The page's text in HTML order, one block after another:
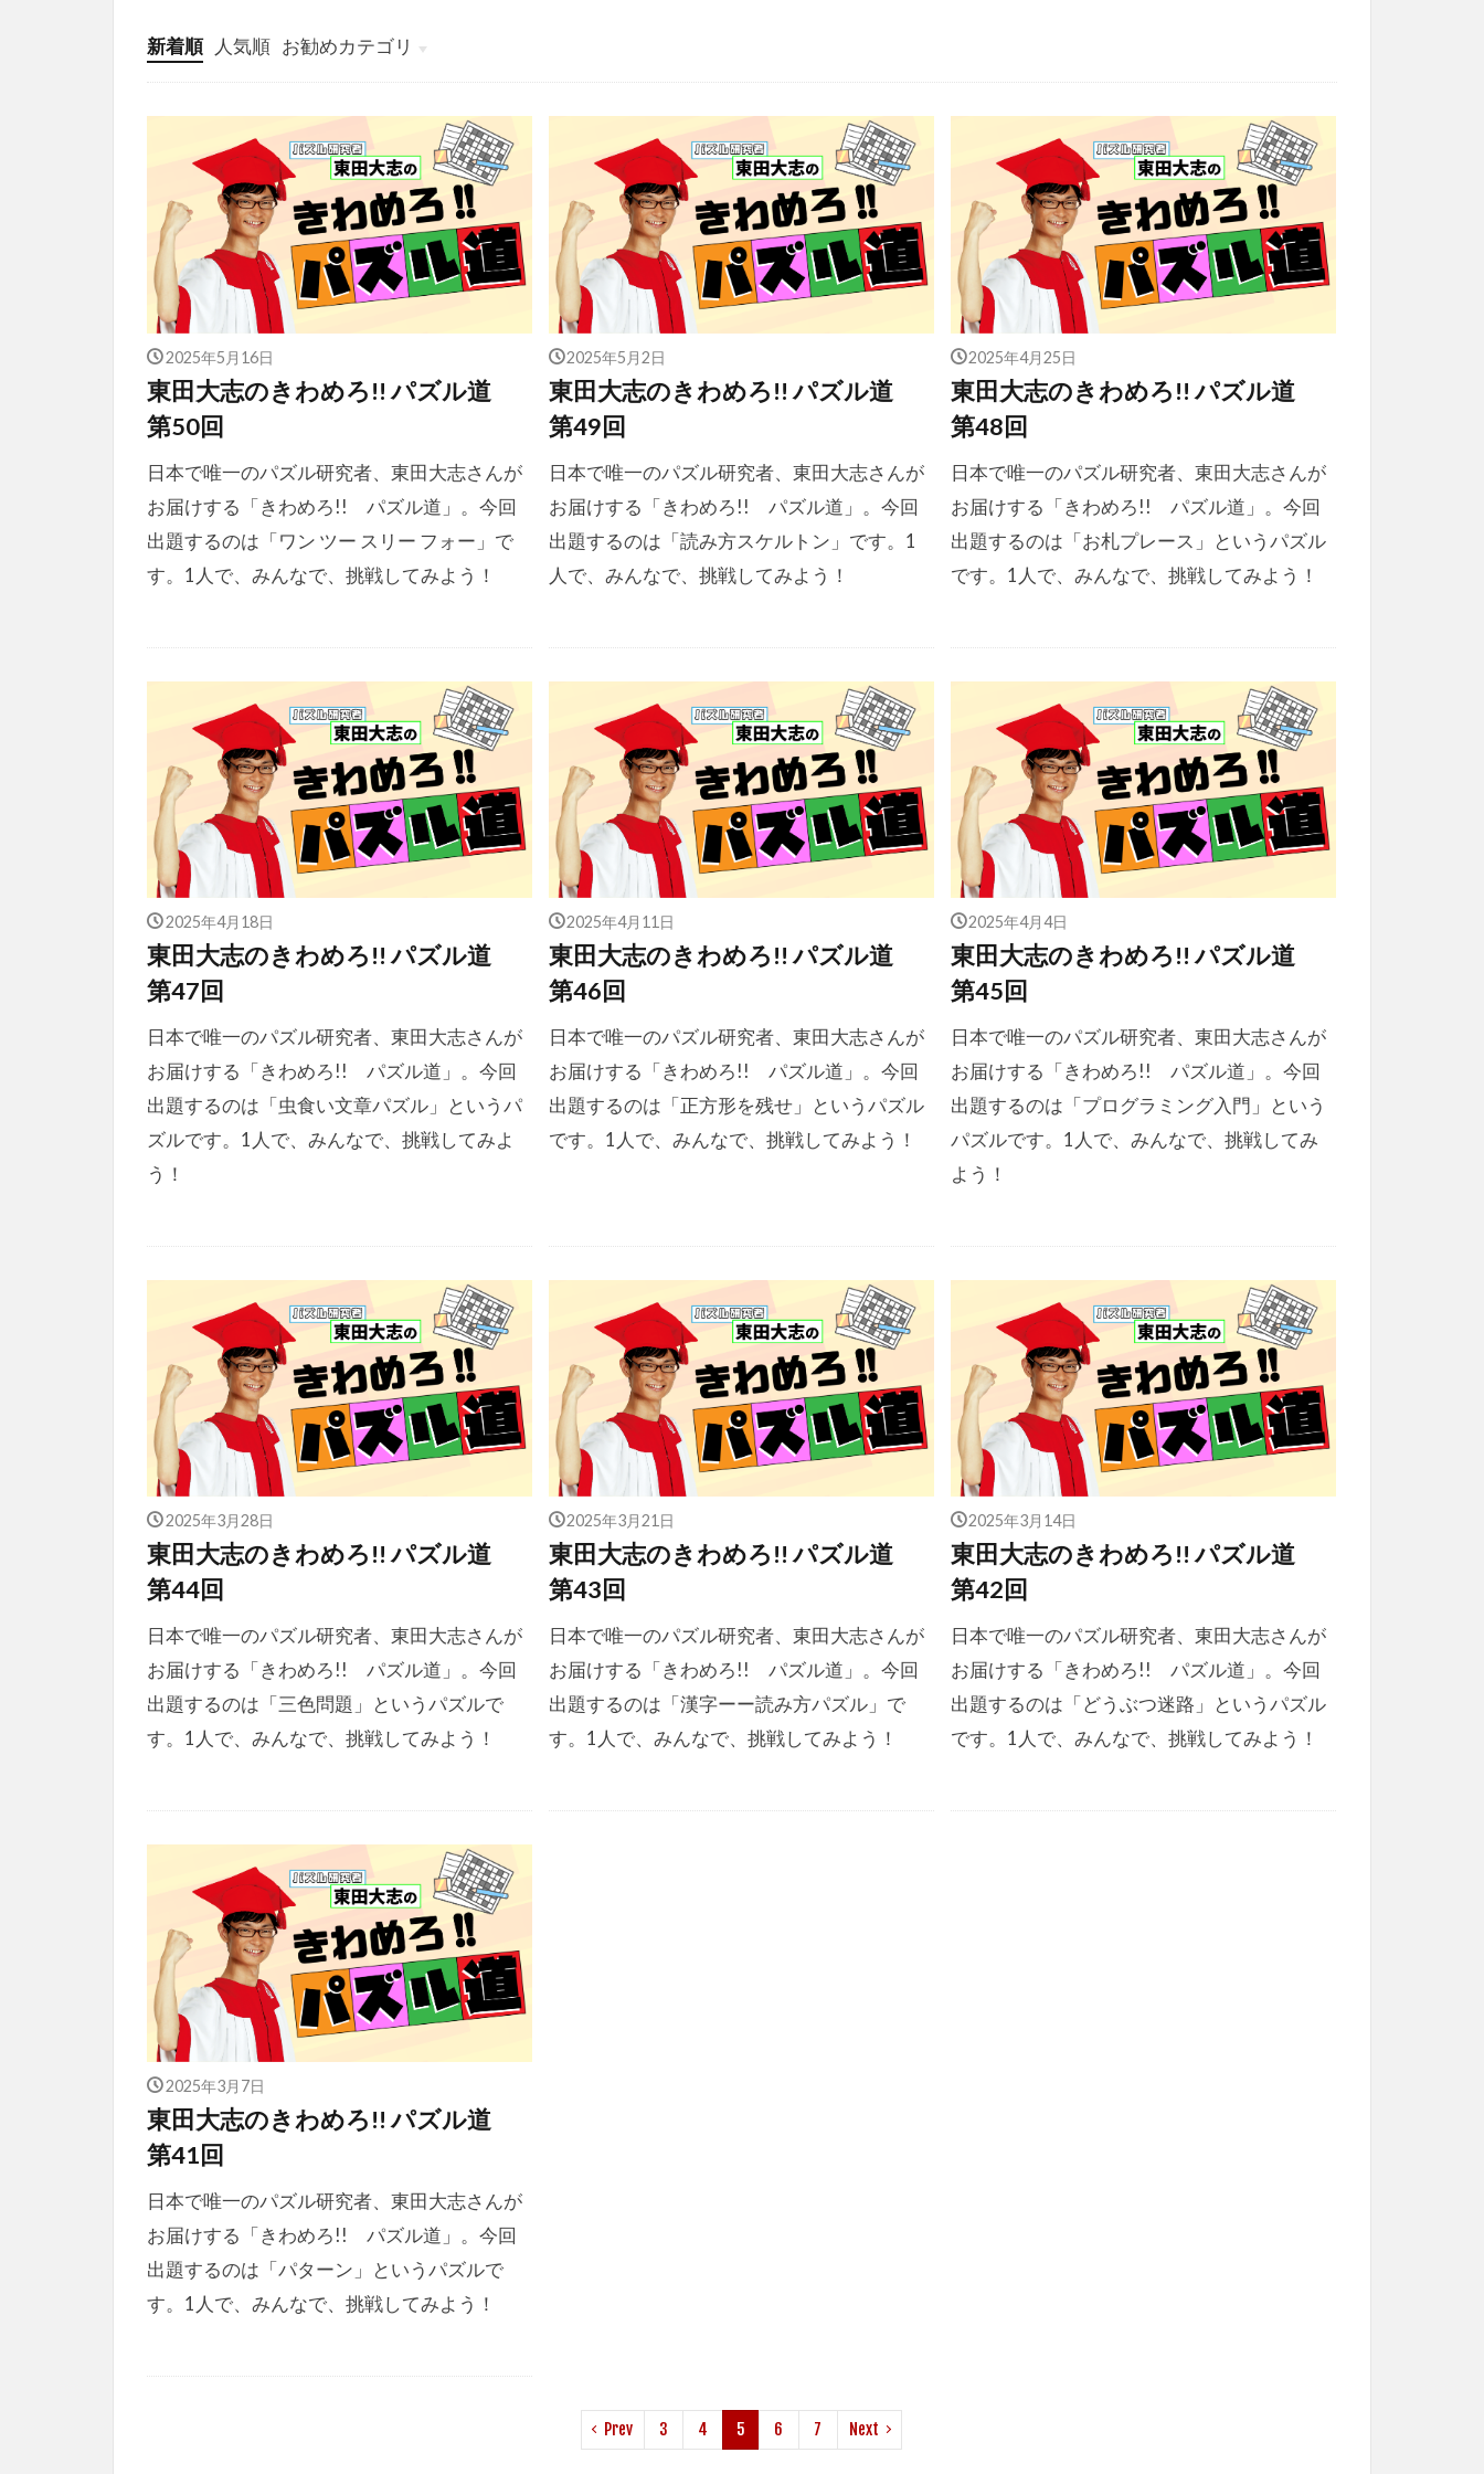
新着順 人気順 お勧めカテゴリ
投稿
学び
マンガ
電子書籍
2025年5月16日
東田大志のきわめろ!! パズル道
第50回
日本で唯一のパズル研究者、東田大志さんが
お届けする「きわめろ!! パズル道」。今回
出題するのは「ワン ツー スリー フォー」で
す。1人で、みんなで、挑戦してみよう！
2025年5月2日
東田大志のきわめろ!! パズル道
第49回
日本で唯一のパズル研究者、東田大志さんが
お届けする「きわめろ!! パズル道」。今回
出題するのは「読み方スケルトン」です。1
人で、みんなで、挑戦してみよう！
2025年4月25日
東田大志のきわめろ!! パズル道
第48回
日本で唯一のパズル研究者、東田大志さんが
お届けする「きわめろ!! パズル道」。今回
出題するのは「お札プレース」というパズル
です。1人で、みんなで、挑戦してみよう！
2025年4月18日
東田大志のきわめろ!! パズル道
第47回
日本で唯一のパズル研究者、東田大志さんが
お届けする「きわめろ!! パズル道」。今回
出題するのは「虫食い文章パズル」というパ
ズルです。1人で、みんなで、挑戦してみよ
う！
2025年4月11日
東田大志のきわめろ!! パズル道
第46回
日本で唯一のパズル研究者、東田大志さんが
お届けする「きわめろ!! パズル道」。今回
出題するのは「正方形を残せ」というパズル
です。1人で、みんなで、挑戦してみよう！
2025年4月4日
東田大志のきわめろ!! パズル道
第45回
日本で唯一のパズル研究者、東田大志さんが
お届けする「きわめろ!! パズル道」。今回
出題するのは「プログラミング入門」という
パズルです。1人で、みんなで、挑戦してみ
よう！
2025年3月28日
東田大志のきわめろ!! パズル道
第44回
日本で唯一のパズル研究者、東田大志さんが
お届けする「きわめろ!! パズル道」。今回
出題するのは「三色問題」というパズルで
す。1人で、みんなで、挑戦してみよう！
2025年3月21日
東田大志のきわめろ!! パズル道
第43回
日本で唯一のパズル研究者、東田大志さんが
お届けする「きわめろ!! パズル道」。今回
出題するのは「漢字ーー読み方パズル」で
す。1人で、みんなで、挑戦してみよう！
2025年3月14日
東田大志のきわめろ!! パズル道
第42回
日本で唯一のパズル研究者、東田大志さんが
お届けする「きわめろ!! パズル道」。今回
出題するのは「どうぶつ迷路」というパズル
です。1人で、みんなで、挑戦してみよう！
2025年3月7日
東田大志のきわめろ!! パズル道
第41回
日本で唯一のパズル研究者、東田大志さんが
お届けする「きわめろ!! パズル道」。今回
出題するのは「パターン」というパズルで
す。1人で、みんなで、挑戦してみよう！
Prev 3 4 5 6 7 Next